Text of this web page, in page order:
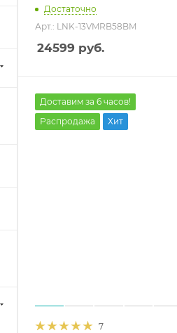
Достаточно
Арт.: LNK-13VMRB58BM
24599 руб.
Доставим за 6 часов!
Распродажа
Хит
7